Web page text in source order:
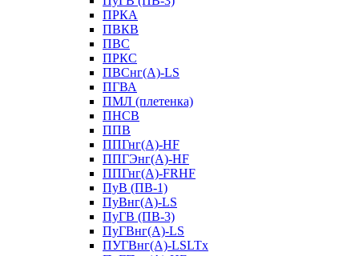
ПРКА
ПВКВ
ПВС
ПРКС
ПВСнг(А)-LS
ПГВА
ПМЛ (плетенка)
ПНСВ
ППВ
ППГнг(А)-HF
ППГЭнг(А)-HF
ППГнг(А)-FRHF
ПуВ (ПВ-1)
ПуВнг(А)-LS
ПуГВ (ПВ-3)
ПуГВнг(А)-LS
ПУГВнг(А)-LSLTx